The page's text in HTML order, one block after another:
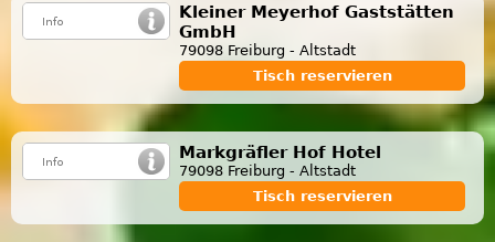
Kleiner Meyerhof Gaststätten
GmbH
79098 Freiburg - Altstadt
Tisch reservieren
Markgräfler Hof Hotel
79098 Freiburg - Altstadt
Tisch reservieren